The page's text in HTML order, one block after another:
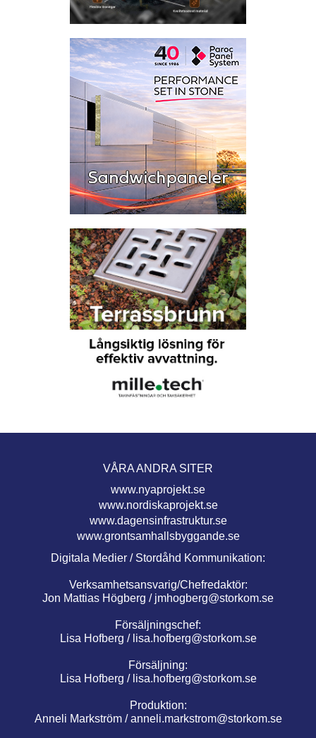
VÅRA ANDRA SITER
www.nyaprojekt.se
www.nordiskaprojekt.se
www.dagensinfrastruktur.se
www.grontsamhallsbyggande.se
Digitala Medier / Stordåhd Kommunikation:
Verksamhetsansvarig/Chefredaktör:
Jon Mattias Högberg / jmhogberg@storkom.se
Försäljningschef:
Lisa Hofberg / lisa.hofberg@storkom.se
Försäljning:
Lisa Hofberg / lisa.hofberg@storkom.se
Produktion:
Anneli Markström /anneli.markstrom@storkom.se